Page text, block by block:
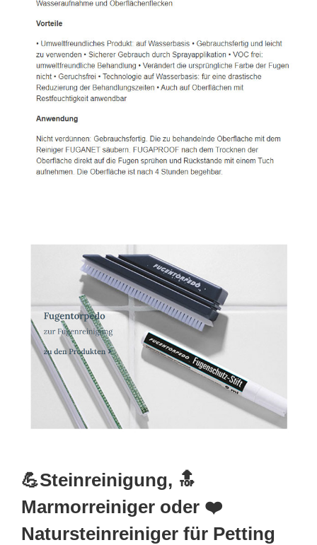
💪Steinreinigung, 🔝
Marmorreiniger oder ❤️
Natursteinreiniger für Petting